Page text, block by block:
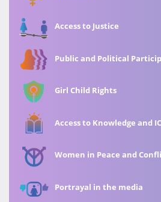
Access to Justice
Public and Political
Girl Child Rights
Access to Knowledge and
Women in Peace and
Portrayal in the media